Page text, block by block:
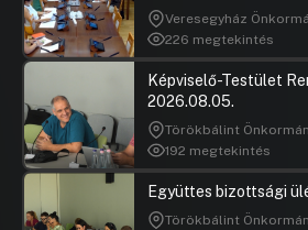
Veresegyház
226 megtekintés
Képviselő-Testület
2026.08.05.
Törökbálint
192 megtekintés
Együttes bizottsági
Törökbálint